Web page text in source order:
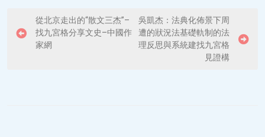
o
從北京走出的“散文三杰”–
找九宮格分享文史–中國作
家網
吳凱杰：法典化佈景下周
遭的狀況法基礎軌制的法
理反思與系統建找九宮格
見證構